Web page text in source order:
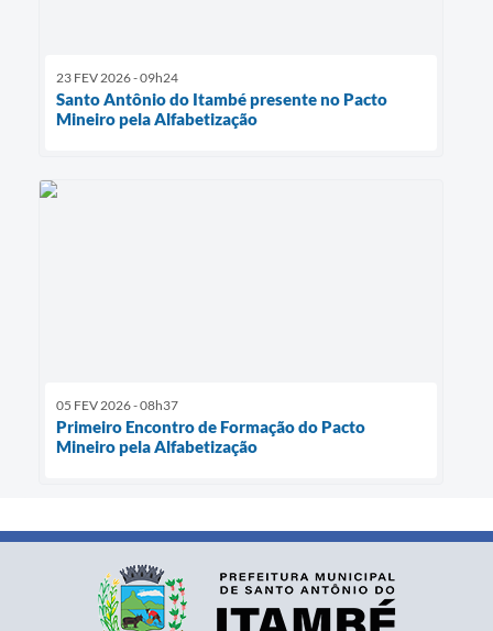
23 FEV 2026 - 09h24
Santo Antônio do Itambé presente no Pacto
Mineiro pela Alfabetização
05 FEV 2026 - 08h37
Primeiro Encontro de Formação do Pacto
Mineiro pela Alfabetização